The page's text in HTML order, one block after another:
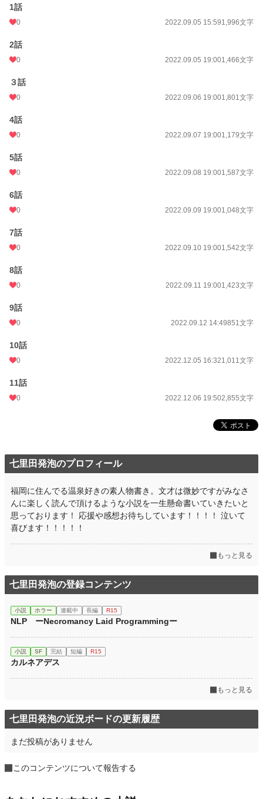
月間ポイント
年間ポイント
累計ポイント
1話
0 2022.09.05 15:591,996文字
2話
0 2022.09.05 19:001,466文字
３話
0 2022.09.06 19:001,801文字
4話
0 2022.09.07 19:001,179文字
5話
0 2022.09.08 19:001,587文字
6話
0 2022.09.09 19:001,048文字
7話
0 2022.09.10 19:001,542文字
8話
0 2022.09.11 19:001,423文字
9話
0 2022.09.12 14:49851文字
10話
0 2022.12.05 16:321,011文字
11話
0 2022.12.06 19:502,855文字
七里田発泡のプロフィール
福岡に住んでる温泉好きの素人物書き。文才は微妙ですがみなさ
んに楽しく読んで頂けるような小説を一生懸命書いていきたいと
思っております！ 応援や感想お待ちしています！！！！ 泣いて
喜びます！！！！！
もっと見る
七里田発泡の登録コンテンツ
小説 ホラー 連載中 長編 R15
NLP ーNecromancy Laid Programmingー
小説 SF 完結 短編 R15
カルネアデス
もっと見る
七里田発泡の近況ボードの更新履歴
まだ投稿がありません
このコンテンツについて報告する